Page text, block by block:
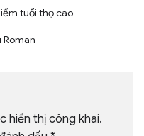
tuổi thọ cao
Roman
hiển thị công khai.